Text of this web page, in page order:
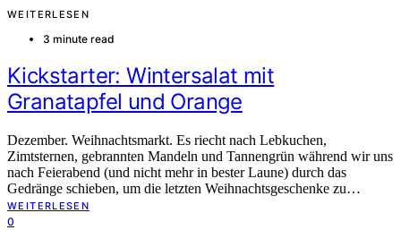
WEITERLESEN
3 minute read
Kickstarter: Wintersalat mit
Granatapfel und Orange
Dezember. Weihnachtsmarkt. Es riecht nach Lebkuchen,
Zimtsternen, gebrannten Mandeln und Tannengrün während wir uns
nach Feierabend (und nicht mehr in bester Laune) durch das
Gedränge schieben, um die letzten Weihnachtsgeschenke zu…
WEITERLESEN
0